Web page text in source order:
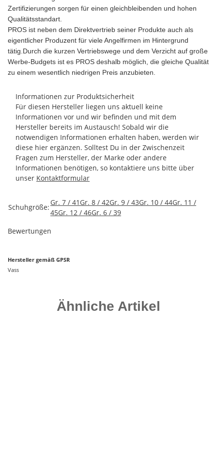
Zertifizierungen sorgen für einen gleichbleibenden und hohen
Qualitätsstandart.
PROS ist neben dem Direktvertrieb seiner Produkte auch als
eigentlicher Produzent für viele Angelfirmen im Hintergrund
tätig.Durch die kurzen Vertriebswege und dem Verzicht auf große
Werbe-Budgets ist es PROS deshalb möglich, die gleiche Qualität
zu einem wesentlich niedrigen Preis anzubieten.
Informationen zur Produktsicherheit
Für diesen Hersteller liegen uns aktuell keine
Informationen vor und wir befinden und mit dem
Hersteller bereits im Austausch! Sobald wir die
notwendigen Informationen erhalten haben, werden wir
diese hier ergänzen. Solltest Du in der Zwischenzeit
Fragen zum Hersteller, der Marke oder andere
Informationen benötigen, so kontaktiere uns bitte über
unser Kontaktformular
Produkteigenschaft
Schuhgröße:
Gr. 7 / 41 Gr. 8 / 42Gr. 9 / 43Gr. 10 / 44Gr. 11 /
45Gr. 12 / 46Gr. 6 / 39
Bewertungen
Hersteller gemäß GPSR
Vass
Ähnliche Artikel